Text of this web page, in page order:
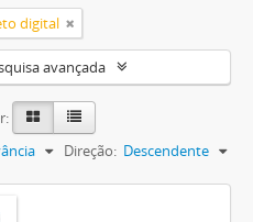
digital
avançada
Direção: Descendente